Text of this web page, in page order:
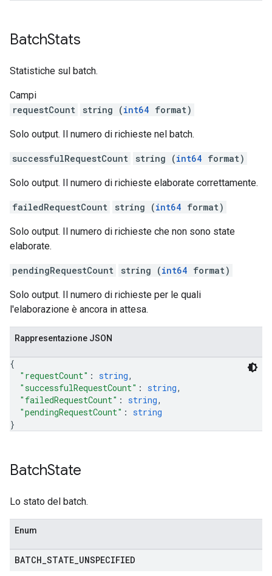
BatchStats
Statistiche sul batch.
Campi
requestCount
string (int64 format)
Solo output. Il numero di richieste nel batch.
successfulRequestCount string (int64 format)
Solo output. Il numero di richieste elaborate correttamente.
failedRequestCount string (int64 format)
Solo output. Il numero di richieste che non sono state
elaborate.
pendingRequestCount string (int64 format)
Solo output. Il numero di richieste per le quali
l'elaborazione è ancora in attesa.
Rappresentazione JSON
{
"requestCount" : string,
"successfulRequestCount" : string,
"failedRequestCount" : string,
"pendingRequestCount" : string
}
BatchState
Lo stato del batch.
Enum
BATCH STATE UNSPECIFIED